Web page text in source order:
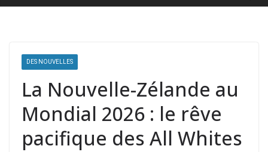
DES NOUVELLES
La Nouvelle-Zélande au
Mondial 2026 : le rêve
pacifique des All Whites